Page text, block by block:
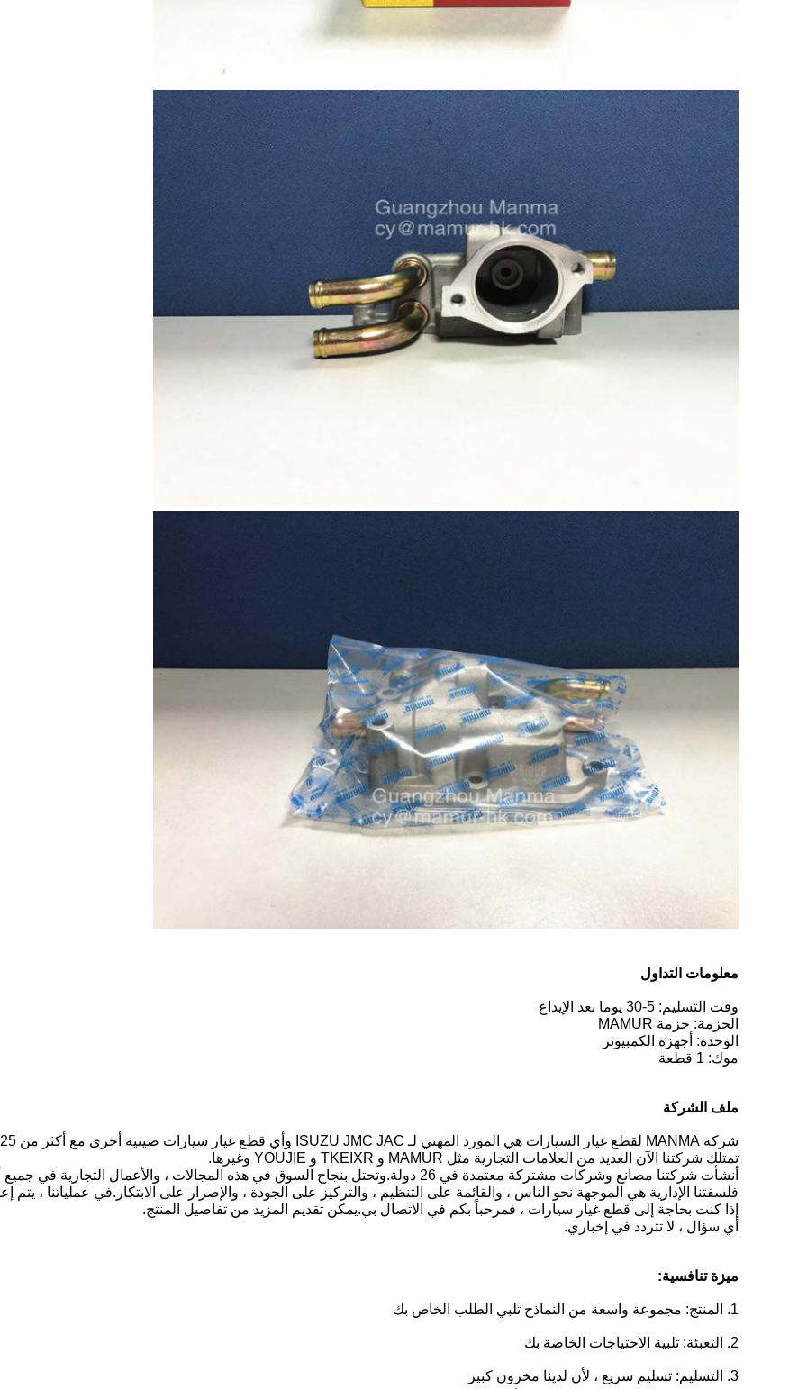
معلومات التداول
وقت التسليم: 5-30 يوما بعد الإيداع
الحزمة: حزمة MAMUR
الوحدة: أجهزة الكمبيوتر
موك: 1 قطعة
ملف الشركة
شركة MANMA لقطع غيار السيارات هي المورد المهني لـ ISUZU JMC JAC وأي قطع غيار سيارات صينية أخرى مع أكثر من 25 عامًا من الخبرة.
تمتلك شركتنا الآن العديد من العلامات التجارية مثل MAMUR و TKEIXR و YOUJIE وغيرها.
أنشأت شركتنا مصانع وشركات مشتركة معتمدة في 26 دولة.وتحتل بنجاح السوق في هذه المجالات ، والأعمال التجارية في جميع أنحاء العالم.
فلسفتنا الإدارية هي الموجهة نحو الناس ، والقائمة على التنظيم ، والتركيز على الجودة ، والإصرار على الابتكار.في عملياتنا ، يتم
إذا كنت بحاجة إلى قطع غيار سيارات ، فمرحباً بكم في الاتصال بي.يمكن تقديم المزيد من تفاصيل المنتج.
أي سؤال ، لا تتردد في إخباري.
ميزة تنافسية:
1. المنتج: مجموعة واسعة من النماذج تلبي الطلب الخاص بك
2. التعبئة: تلبية الاحتياجات الخاصة بك
3. التسليم: تسليم سريع ، لأن لدينا مخزون كبير